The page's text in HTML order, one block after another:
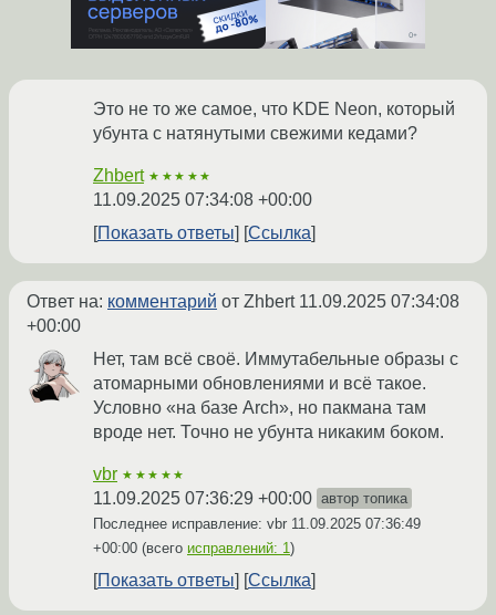
Это не то же самое, что KDE Neon, который
убунта с натянутыми свежими кедами?
Zhbert ★★★★★
11.09.2025 07:34:08 +00:00
Показать ответы
Ссылка
Ответ на: комментарий от Zhbert 11.09.2025 07:34:08
+00:00
Нет, там всё своё. Иммутабельные образы с
атомарными обновлениями и всё такое.
Условно «на базе Arch», но пакмана там
вроде нет. Точно не убунта никаким боком.
vbr ★★★★★
11.09.2025 07:36:29 +00:00 автор топика
Последнее исправление: vbr 11.09.2025 07:36:49
+00:00 (всего исправлений: 1)
Показать ответы Ссылка